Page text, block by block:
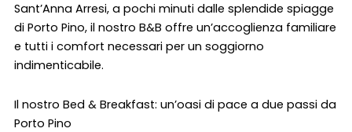
Sant’Anna Arresi, a pochi minuti dalle splendide spiagge
di Porto Pino, il nostro B&B offre un’accoglienza familiare
e tutti i comfort necessari per un soggiorno
indimenticabile.
Il nostro Bed & Breakfast: un’oasi di pace a due passi da
Porto Pino